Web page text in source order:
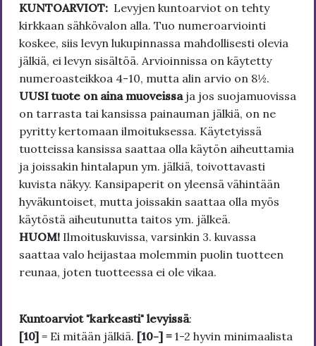
KUNTOARVIOT: Levyjen kuntoarviot on tehty
kirkkaan sähkövalon alla. Tuo numeroarviointi
koskee, siis levyn lukupinnassa mahdollisesti olevia
jälkiä, ei levyn sisältöä. Arvioinnissa on käytetty
numeroasteikkoa 4-10, mutta alin arvio on 8½.
UUSI tuote on aina muoveissa ja jos suojamuovissa
on tarrasta tai kansissa painauman jälkiä, on ne
pyritty kertomaan ilmoituksessa. Käytetyissä
tuotteissa kansissa saattaa olla käytön aiheuttamia
ja joissakin hintalapun ym. jälkiä, toivottavasti
kuvista näkyy. Kansipaperit on yleensä vähintään
hyväkuntoiset, mutta joissakin saattaa olla myös
käytöstä aiheutunutta taitos ym. jälkeä.
HUOM! Ilmoituskuvissa, varsinkin 3. kuvassa
saattaa valo heijastaa molemmin puolin tuotteen
reunaa, joten tuotteessa ei ole vikaa.
Kuntoarviot "karkeasti" levyissä:
[10] = Ei mitään jälkiä. [10-] = 1-2 hyvin minimaalista